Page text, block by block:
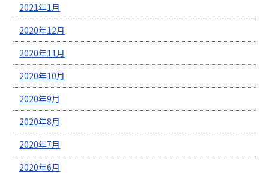
2021年1月
2020年12月
2020年11月
2020年10月
2020年9月
2020年8月
2020年7月
2020年6月